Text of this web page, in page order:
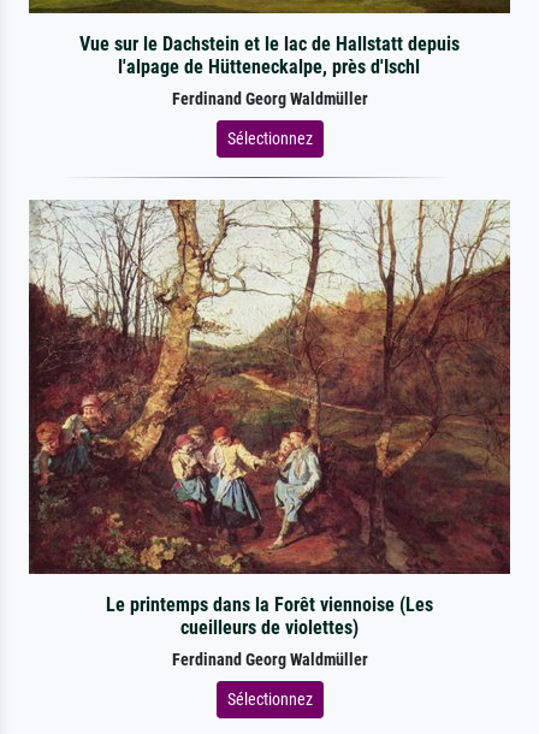
Vue sur le Dachstein et le lac de Hallstatt depuis
l'alpage de Hütteneckalpe, près d'Ischl
Ferdinand Georg Waldmüller
Sélectionnez
Le printemps dans la Forêt viennoise (Les
cueilleurs de violettes)
Ferdinand Georg Waldmüller
Sélectionnez